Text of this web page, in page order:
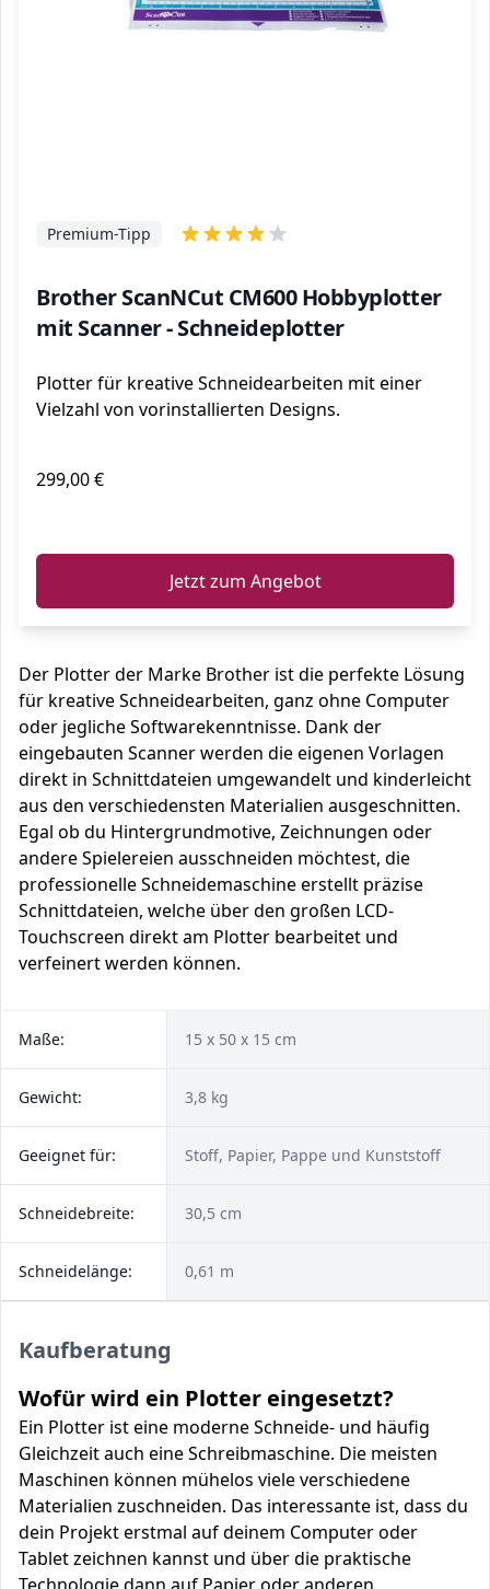
Brother ScanNCut CM600 Hobbyplotter
mit Scanner - Schneideplotter
Premium-Tipp
Plotter für kreative Schneidearbeiten mit einer
Vielzahl von vorinstallierten Designs.
299,00 €
Jetzt zum Angebot
Der Plotter der Marke Brother ist die perfekte Lösung
für kreative Schneidearbeiten, ganz ohne Computer
oder jegliche Softwarekenntnisse. Dank der
eingebauten Scanner werden die eigenen Vorlagen
direkt in Schnittdateien umgewandelt und kinderleicht
aus den verschiedensten Materialien ausgeschnitten.
Egal ob du Hintergrundmotive, Zeichnungen oder
andere Spielereien ausschneiden möchtest, die
professionelle Schneidemaschine erstellt präzise
Schnittdateien, welche über den großen LCD-
Touchscreen direkt am Plotter bearbeitet und
verfeinert werden können.
Maße: 15 x 50 x 15 cm
Gewicht: 3,8 kg
Geeignet für: Stoff, Papier, Pappe und Kunststoff
Schneidebreite: 30,5 cm
Schneidelänge: 0,61 m
Kaufberatung
Wofür wird ein Plotter eingesetzt?
Ein Plotter ist eine moderne Schneide- und häufig
Gleichzeit auch eine Schreibmaschine. Die meisten
Maschinen können mühelos viele verschiedene
Materialien zuschneiden. Das interessante ist, dass du
dein Projekt erstmal auf deinem Computer oder
Tablet zeichnen kannst und über die praktische